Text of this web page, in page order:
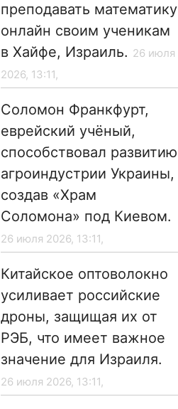
преподавать математику
онлайн своим ученикам
в Хайфе, Израиль. 26 июля
2026, 13:11,
Соломон Франкфурт,
еврейский учёный,
способствовал развитию
агроиндустрии Украины,
создав «Храм
Соломона» под Киевом.
26 июля 2026, 13:11,
Китайское оптоволокно
усиливает российские
дроны, защищая их от
РЭБ, что имеет важное
значение для Израиля.
26 июля 2026, 13:11,